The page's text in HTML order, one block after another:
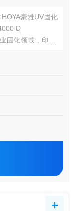
豪雅UV固化
D
固化领域，印刷/
或材料固化。H